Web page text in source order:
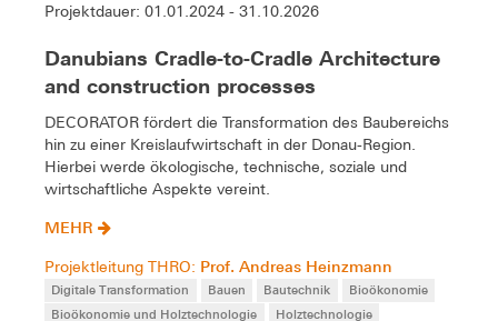
Projektdauer: 01.01.2024 - 31.10.2026
Danubians Cradle-to-Cradle Architecture
and construction processes
DECORATOR fördert die Transformation des Baubereichs
hin zu einer Kreislaufwirtschaft in der Donau-Region.
Hierbei werde ökologische, technische, soziale und
wirtschaftliche Aspekte vereint.
MEHR
Projektleitung THRO: Prof. Andreas Heinzmann
Digitale Transformation Bauen Bautechnik
Bioökonomie
Bioökonomie und Holztechnologie
Holztechnologie